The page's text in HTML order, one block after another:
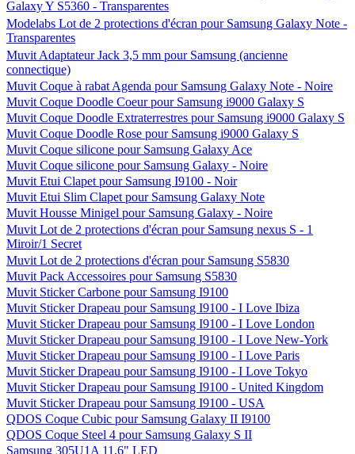
Galaxy Y S5360 - Transparentes
Modelabs Lot de 2 protections d'écran pour Samsung Galaxy Note -
Transparentes
Muvit Adaptateur Jack 3,5 mm pour Samsung (ancienne
connectique)
Muvit Coque à rabat Agenda pour Samsung Galaxy Note - Noire
Muvit Coque Doodle Coeur pour Samsung i9000 Galaxy S
Muvit Coque Doodle Extraterrestres pour Samsung i9000 Galaxy S
Muvit Coque Doodle Rose pour Samsung i9000 Galaxy S
Muvit Coque silicone pour Samsung Galaxy Ace
Muvit Coque silicone pour Samsung Galaxy - Noire
Muvit Etui Clapet pour Samsung I9100 - Noir
Muvit Etui Slim Clapet pour Samsung Galaxy Note
Muvit Housse Minigel pour Samsung Galaxy - Noire
Muvit Lot de 2 protections d'écran pour Samsung nexus S - 1
Miroir/1 Secret
Muvit Lot de 2 protections d'écran pour Samsung S5830
Muvit Pack Accessoires pour Samsung S5830
Muvit Sticker Carbone pour Samsung I9100
Muvit Sticker Drapeau pour Samsung I9100 - I Love Ibiza
Muvit Sticker Drapeau pour Samsung I9100 - I Love London
Muvit Sticker Drapeau pour Samsung I9100 - I Love New-York
Muvit Sticker Drapeau pour Samsung I9100 - I Love Paris
Muvit Sticker Drapeau pour Samsung I9100 - I Love Tokyo
Muvit Sticker Drapeau pour Samsung I9100 - United Kingdom
Muvit Sticker Drapeau pour Samsung I9100 - USA
QDOS Coque Cubic pour Samsung Galaxy II I9100
QDOS Coque Steel 4 pour Samsung Galaxy S II
Samsung 305U1A 11,6" LED